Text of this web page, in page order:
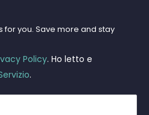
you. Save more and stay
Policy. Ho letto e
.